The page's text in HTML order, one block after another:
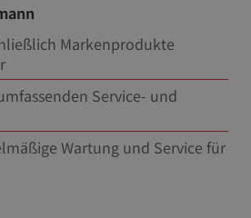
Markenprodukte
Service- und
Wartung und Service für